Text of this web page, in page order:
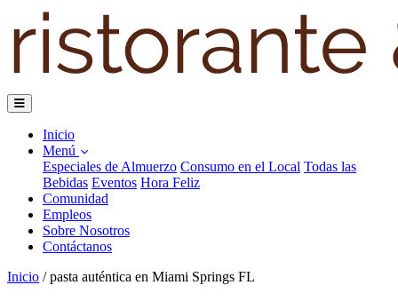
Inicio
Menú
Especiales de Almuerzo Consumo en el Local Todas las
Bebidas Eventos Hora Feliz
Comunidad
Empleos
Sobre Nosotros
Contáctanos
Inicio / pasta auténtica en Miami Springs FL